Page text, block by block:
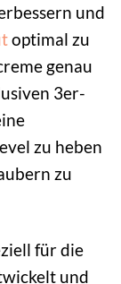
und
optimal zu
genau
3er-
zu heben
zu
für die
und